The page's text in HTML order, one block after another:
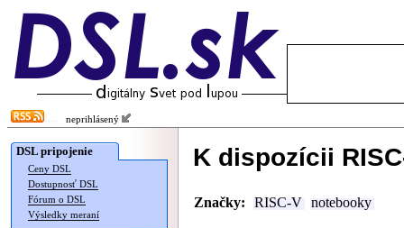
neprihlásený
DSL pripojenie
Ceny DSL
Dostupnosť DSL
Fórum o DSL
Výsledky meraní
K dispozícii
Značky: RISC-V notebooky